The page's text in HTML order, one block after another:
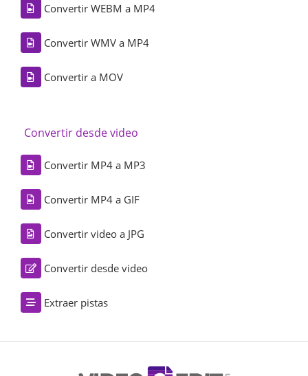
Convertir WEBM a MP4
Convertir WMV a MP4
Convertir a MOV
Convertir desde video
Convertir MP4 a MP3
Convertir MP4 a GIF
Convertir video a JPG
Convertir desde video
Extraer pistas